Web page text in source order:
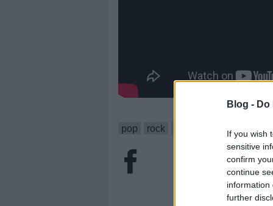
Blog -
If you wish
sensitive
confirm
continue
information
further
pop rock metallica